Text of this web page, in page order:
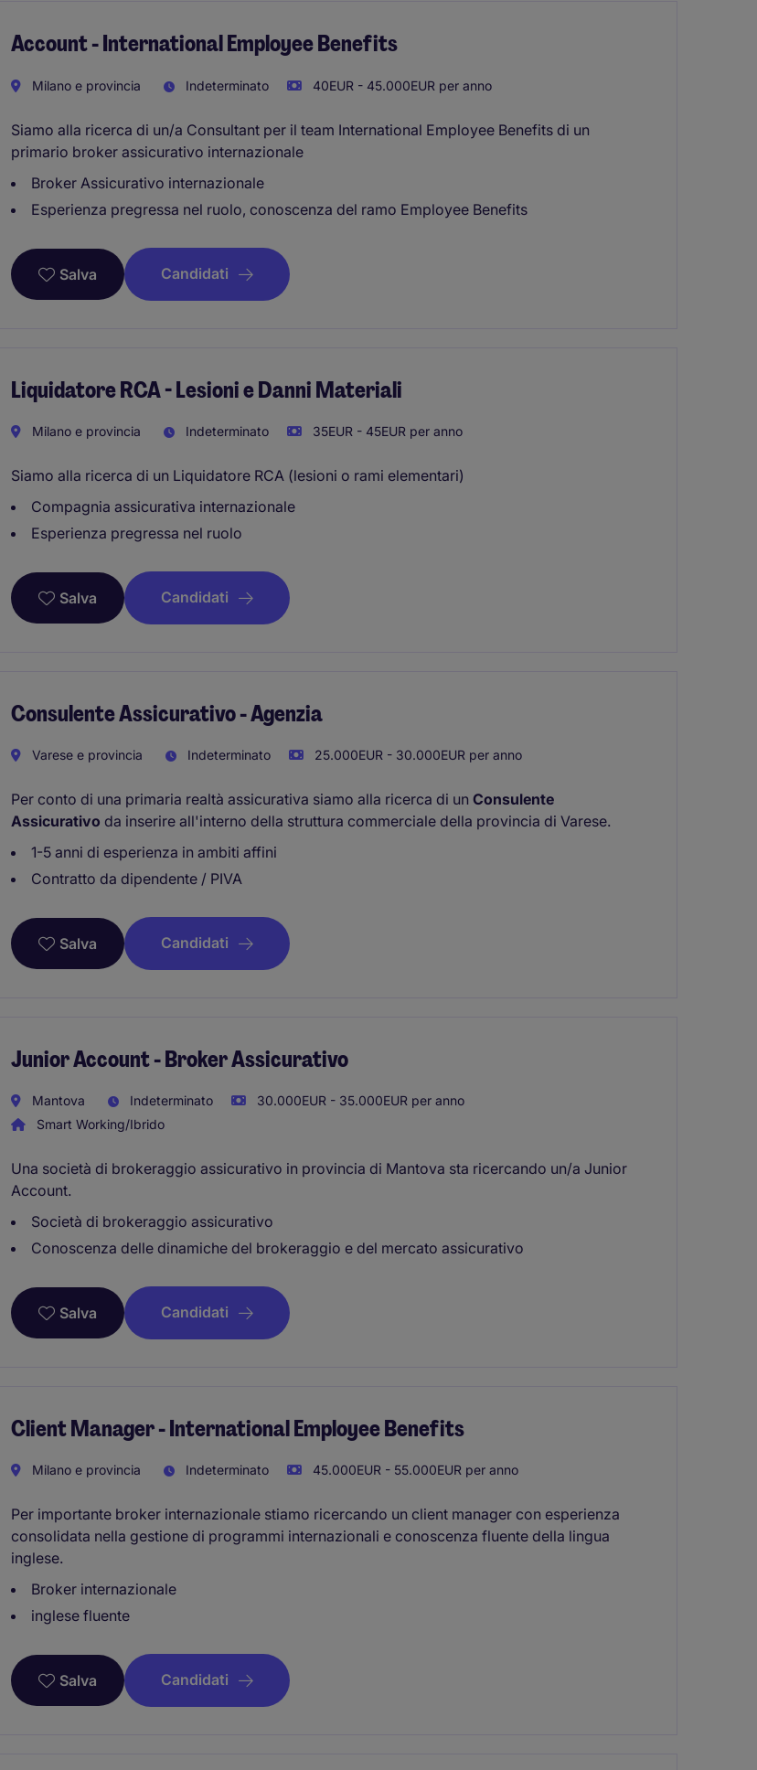
Account - International Employee Benefits
Milano e provincia Indeterminato 40EUR - 45.000EUR per anno
Siamo alla ricerca di un/a Consultant per il team International Employee Benefits di un
primario broker assicurativo internazionale
Broker Assicurativo internazionale
Esperienza pregressa nel ruolo, conoscenza del ramo Employee Benefits
Salva Candidati
Liquidatore RCA - Lesioni e Danni Materiali
Milano e provincia Indeterminato 35EUR - 45EUR per anno
Siamo alla ricerca di un Liquidatore RCA (lesioni o rami elementari)
Compagnia assicurativa internazionale
Esperienza pregressa nel ruolo
Salva Candidati
Consulente Assicurativo - Agenzia
Varese e provincia Indeterminato 25.000EUR - 30.000EUR per anno
Per conto di una primaria realtà assicurativa siamo alla ricerca di un Consulente
Assicurativo da inserire all'interno della struttura commerciale della provincia di Varese.
1-5 anni di esperienza in ambiti affini
Contratto da dipendente / PIVA
Salva Candidati
Junior Account - Broker Assicurativo
Mantova Indeterminato
30.000EUR - 35.000EUR per anno
Smart Working/Ibrido
Una società di brokeraggio assicurativo in provincia di Mantova sta ricercando un/a Junior
Account.
Società di brokeraggio assicurativo
Conoscenza delle dinamiche del brokeraggio e del mercato assicurativo
Salva Candidati
Client Manager - International Employee Benefits
Milano e provincia Indeterminato 45.000EUR - 55.000EUR per anno
Per importante broker internazionale stiamo ricercando un client manager con esperienza
consolidata nella gestione di programmi internazionali e conoscenza fluente della lingua
inglese.
Broker internazionale
inglese fluente
Salva Candidati